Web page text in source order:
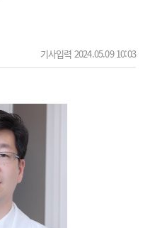
기사입력 2024.05.09 10:03